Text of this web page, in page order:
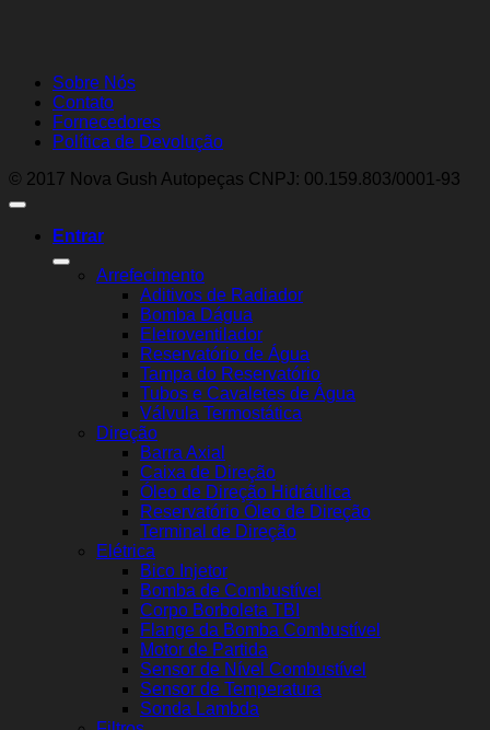
Sobre Nós
Contato
Fornecedores
Política de Devolução
© 2017 Nova Gush Autopeças CNPJ: 00.159.803/0001-93
Entrar
Arrefecimento
Aditivos de Radiador
Bomba Dágua
Eletroventilador
Reservatório de Água
Tampa do Reservatório
Tubos e Cavaletes de Água
Válvula Termostática
Direção
Barra Axial
Caixa de Direção
Óleo de Direção Hidráulica
Reservatório Óleo de Direção
Terminal de Direção
Elétrica
Bico Injetor
Bomba de Combustível
Corpo Borboleta TBI
Flange da Bomba Combustível
Motor de Partida
Sensor de Nível Combustível
Sensor de Temperatura
Sonda Lambda